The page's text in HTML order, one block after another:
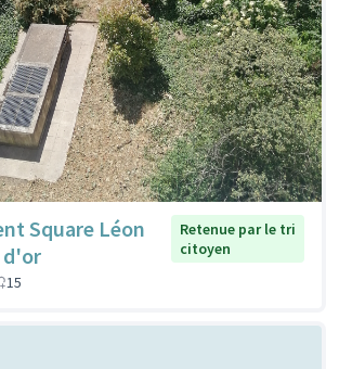
Square Léon
d'or
Retenue par le tri
citoyen
15